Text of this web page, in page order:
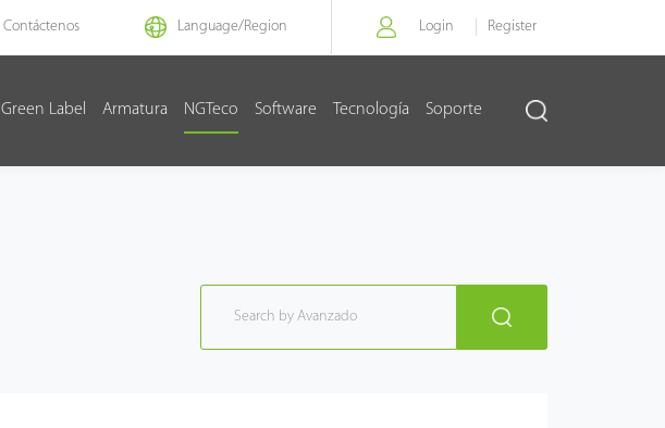
Contáctenos Language/Region Login Register
Green Label Armatura NGTeco Software Tecnología Soporte